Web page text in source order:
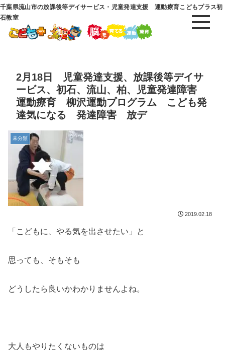
千葉県流山市の放課後等デイサービス・児童発達支援 運動療育こどもプラス初
石教室
2月18日 児童発達支援、放課後等デイサ
ービス、初石、流山、柏、児童発達障害
運動療育 柳沢運動プログラム こども発
達気になる 発達障害 放デ
未分類
2019.02.18
「こどもに、やる気を出させたい」と
思っても、そもそも
どうしたら良いかわかりませんよね。
大人もやりたくないものは